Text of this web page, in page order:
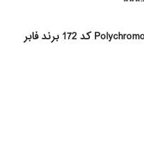
مداد رنگی تک رنگ پلی کروموس Polychromos کد 172 برند فابر